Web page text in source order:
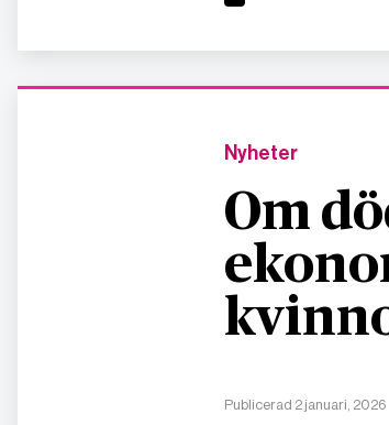
Nyheter
Om
Publicerad 2 januari, 2026